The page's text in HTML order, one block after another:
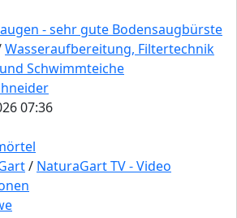
- sehr gute Bodensaugbürste
Wasseraufbereitung, Filtertechnik
Schwimmteiche
07:36
/ NaturaGart TV - Video